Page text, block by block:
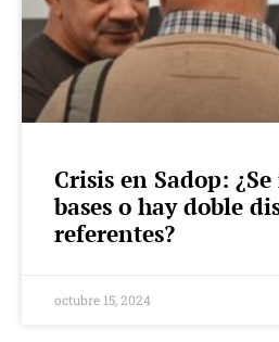
Crisis en Sadop:
bases o hay doble
referentes?
octubre 15, 2024